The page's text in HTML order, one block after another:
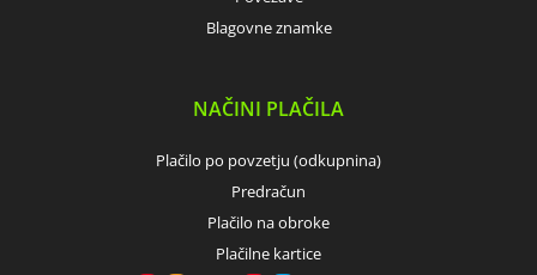
Blagovne znamke
NAČINI PLAČILA
Plačilo po povzetju (odkupnina)
Predračun
Plačilo na obroke
Plačilne kartice